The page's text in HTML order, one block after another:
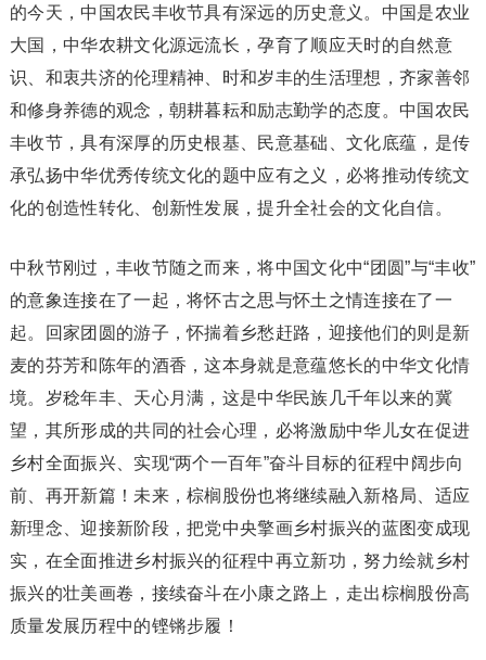
的今天，中国农民丰收节具有深远的历史意义。中国是农业
大国，中华农耕文化源远流长，孕育了顺应天时的自然意
识、和衷共济的伦理精神、时和岁丰的生活理想，齐家善邻
和修身养德的观念，朝耕暮耘和励志勤学的态度。中国农民
丰收节，具有深厚的历史根基、民意基础、文化底蕴，是传
承弘扬中华优秀传统文化的题中应有之义，必将推动传统文
化的创造性转化、创新性发展，提升全社会的文化自信。
中秋节刚过，丰收节随之而来，将中国文化中“团圆”与“丰收”
的意象连接在了一起，将怀古之思与怀土之情连接在了一
起。回家团圆的游子，怀揣着乡愁赶路，迎接他们的则是新
麦的芬芳和陈年的酒香，这本身就是意蕴悠长的中华文化情
境。岁稔年丰、天心月满，这是中华民族几千年以来的冀
望，其所形成的共同的社会心理，必将激励中华儿女在促进
乡村全面振兴、实现“两个一百年”奋斗目标的征程中阔步向
前、再开新篇！未来，棕榈股份也将继续融入新格局、适应
新理念、迎接新阶段，把党中央擎画乡村振兴的蓝图变成现
实，在全面推进乡村振兴的征程中再立新功，努力绘就乡村
振兴的壮美画卷，接续奋斗在小康之路上，走出棕榈股份高
质量发展历程中的铿锵步履！